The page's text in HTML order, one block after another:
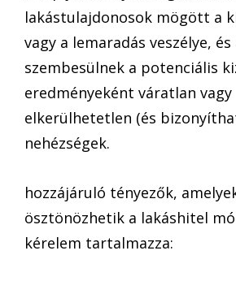
lakástulajdonosok mögött a
vagy a lemaradás veszélye,
szembesülnek a potenciális
eredményeként váratlan vagy
elkerülhetetlen (és
nehézségek.
hozzájáruló tényezők,
ösztönözhetik a lakáshitel
kérelem tartalmazza: